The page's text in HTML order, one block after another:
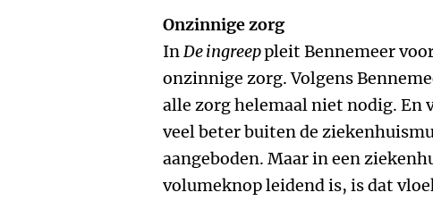
Onzinnige zorg
InDe ingreeppleit Bennemeer
onzinnige zorg. Volgens
alle zorg helemaal niet nodig. En
veel beter buiten de
aangeboden. Maar in een
volumeknop leidend is, is dat